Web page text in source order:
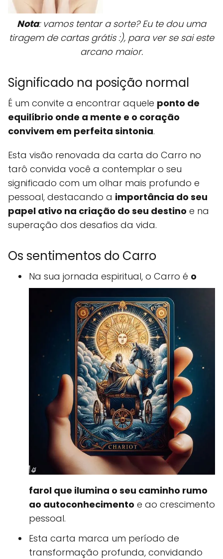
Nota: vamos tentar a sorte? Eu te dou uma
tiragem de cartas grátis :), para ver se sai este
arcano maior.
Significado na posição normal
É um convite a encontrar aquele ponto de
equilíbrio onde a mente e o coração
convivem em perfeita sintonia.
Esta visão renovada da carta do Carro no
tarô convida você a contemplar o seu
significado com um olhar mais profundo e
pessoal, destacando a importância do seu
papel ativo na criação do seu destino e na
superação dos desafios da vida.
Os sentimentos do Carro
Na sua jornada espiritual, o Carro é o
farol que ilumina o seu caminho rumo
ao autoconhecimento e ao crescimento
pessoal.
Esta carta marca um período de
transformação profunda, convidando